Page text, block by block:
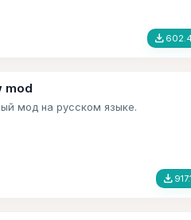
file_download
mod
мод на русском языке.
file_download